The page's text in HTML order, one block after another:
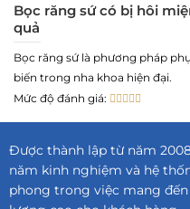
Bọc răng sứ có bị hôi
quả
Bọc răng sứ là phương pháp
biến trong nha khoa hiện đại.
Mức độ đánh giá:
Được thành lập từ năm
năm kinh nghiệm và hệ
phong trong việc mang